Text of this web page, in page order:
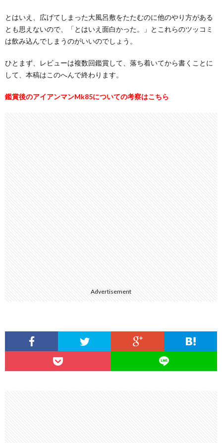
とはいえ、広げてしまった大風呂敷をたたむのに他のやり方がある
とも思えないので、「とはいえ面白かった。」とこれらのツッコミ
は飲み込んでしまうのがいいのでしょう。
ひとまず、レビューは複数回鑑賞して、落ち着いてから書くことに
して、本稿はこのへんで終わります。
鑑賞後のアイアンマンMk85についての考察はこちら
Advertisement